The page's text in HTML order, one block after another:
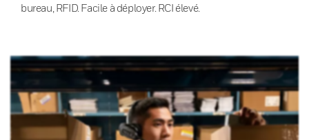
bureau, RFID. Facile à déployer. RCI élevé.